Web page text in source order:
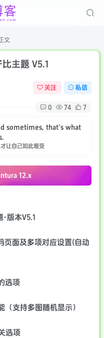
文
主题 V5.1
关注 私信
0 74 7
sometimes, that's what
让自己如此难受
12.x
-版本V5.1
面及多项对应设置(自动
选项
支持多图随机显示）
选项